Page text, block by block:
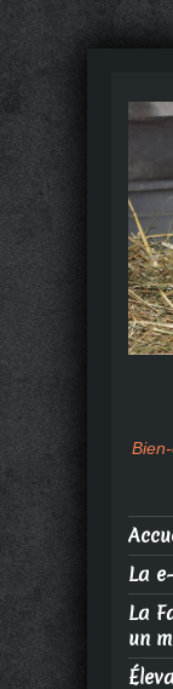
La
La
un